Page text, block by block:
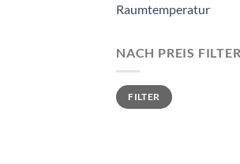
Raumtemperatur
NACH PREIS
Min.
Preis
Max.
PreisFILTER